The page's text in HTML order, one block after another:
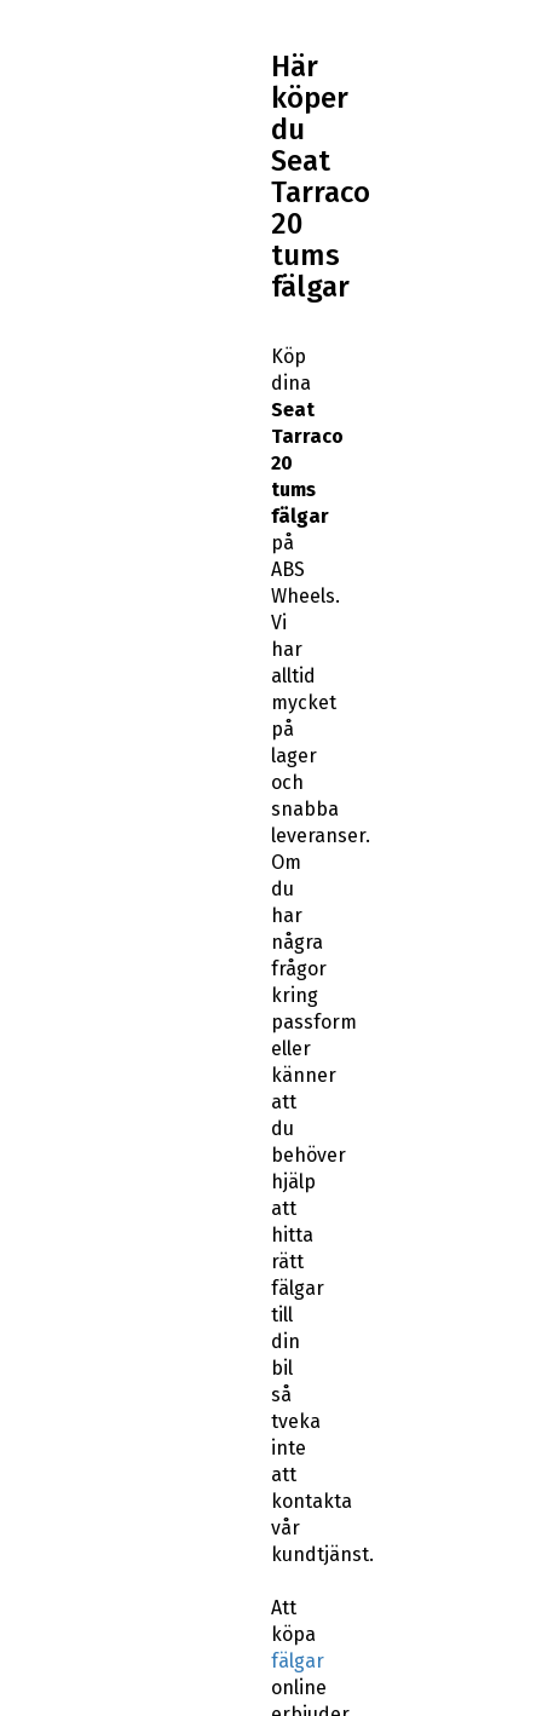
Här
köper
du
Seat
Tarraco
20
tums
fälgar
Köp
dina
Seat
Tarraco
20
tums
fälgar
på
ABS
Wheels.
Vi
har
alltid
mycket
på
lager
och
snabba
leveranser.
Om
du
har
några
frågor
kring
passform
eller
känner
att
du
behöver
hjälp
att
hitta
rätt
fälgar
till
din
bil
så
tveka
inte
att
kontakta
vår
kundtjänst.
Att
köpa
fälgar
online